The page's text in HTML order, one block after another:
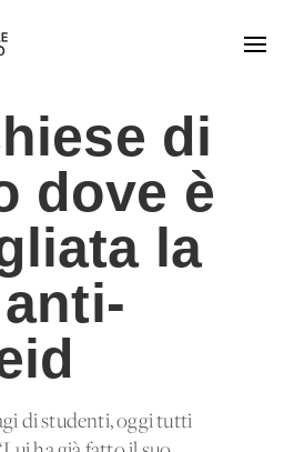
di
dove è
la
di studenti, oggi tutti